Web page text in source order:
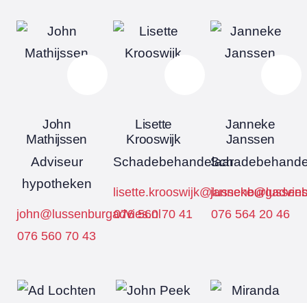
John
Mathijssen
Adviseur
hypotheken
john@lussenburgadvies.nl
076 560 70 43
Lisette
Krooswijk
Schadebehandelaar
076 560 70 41
Janneke
Janssen
076 564 20 46